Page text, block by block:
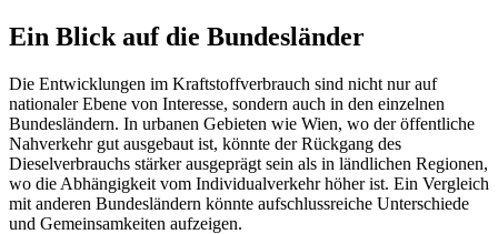
Ein Blick auf die Bundesländer
Die Entwicklungen im Kraftstoffverbrauch sind nicht nur auf
nationaler Ebene von Interesse, sondern auch in den einzelnen
Bundesländern. In urbanen Gebieten wie Wien, wo der öffentliche
Nahverkehr gut ausgebaut ist, könnte der Rückgang des
Dieselverbrauchs stärker ausgeprägt sein als in ländlichen Regionen,
wo die Abhängigkeit vom Individualverkehr höher ist. Ein Vergleich
mit anderen Bundesländern könnte aufschlussreiche Unterschiede
und Gemeinsamkeiten aufzeigen.